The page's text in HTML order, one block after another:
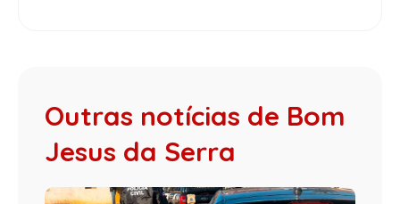
Outras notícias de Bom
Jesus da Serra